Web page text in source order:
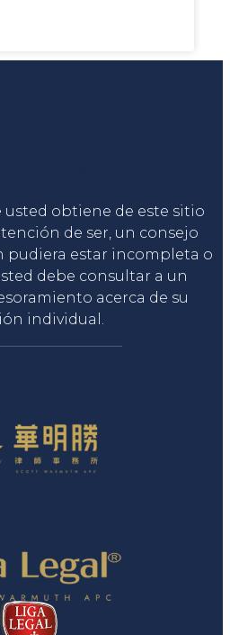
obtiene de este sitio
de ser, un consejo
pudiera estar incompleta o
debe consultar a un
acerca de su
individual.